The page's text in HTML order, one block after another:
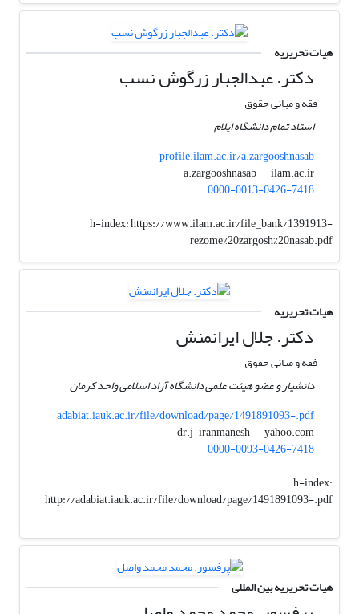
هیات تحریریه
دکتر. عبدالجبار زرگوش نسب
فقه و مبانی حقوق
استاد تمام دانشگاه ایلام
profile.ilam.ac.ir/a.zargooshnasab
a.zargooshnasab
ilam.ac.ir
0000-0013-0426-7418
h-index:https://www.ilam.ac.ir/file_bank/1391913-
rezome%20zargosh%20nasab.pdf
هیات تحریریه
دکتر. جلال ایرانمنش
فقه و مبانی حقوق
دانشیار و عضو هیئت علمی دانشگاه آزاد اسلامی واحد کرمان
adabiat.iauk.ac.ir/file/download/page/1491891093-.pdf
dr.j_iranmanesh
yahoo.com
0000-0093-0426-7418
h-index:
http://adabiat.iauk.ac.ir/file/download/page/1491891093-.pdf
هیات تحریریه بین المللی